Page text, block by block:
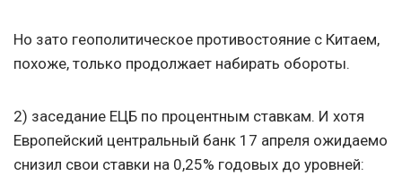
Но зато геополитическое противостояние с Китаем,
похоже, только продолжает набирать обороты.
2) заседание ЕЦБ по процентным ставкам. И хотя
Европейский центральный банк 17 апреля ожидаемо
снизил свои ставки на 0,25% годовых до уровней: